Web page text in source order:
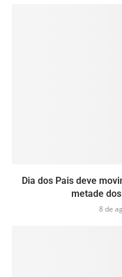
Dia dos Pais deve
metade
8 de